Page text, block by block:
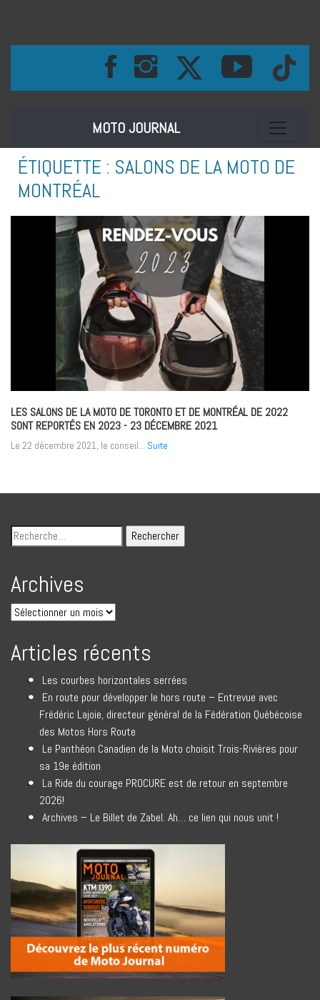
MOTO JOURNAL Toggle
ÉTIQUETTE : SALONS DE LA MOTO DE
MONTRÉAL
LES SALONS DE LA MOTO DE TORONTO ET DE MONTRÉAL DE 2022
SONT REPORTÉS EN 2023- 23 DÉCEMBRE 2021
Le 22 décembre 2021, le conseil... Suite
Archives
Articles récents
Les courbes horizontales serrées
En route pour développer le hors route – Entrevue avec
Frédéric Lajoie, directeur général de la Fédération Québécoise
des Motos Hors Route
Le Panthéon Canadien de la Moto choisit Trois-Rivières pour
sa 19e édition
La Ride du courage PROCURE est de retour en septembre
2026!
Archives – Le Billet de Zabel. Ah… ce lien qui nous unit !